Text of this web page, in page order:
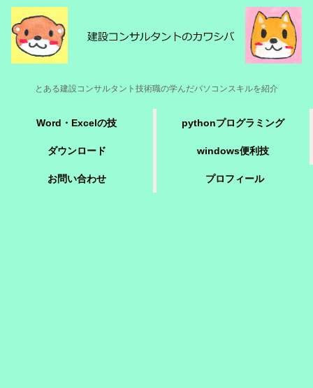
とある建設コンサルタント技術職の学んだパソコンスキルを紹介
Word・Excelの技 pythonプログラミング
ダウンロード windows便利技
お問い合わせ プロフィール